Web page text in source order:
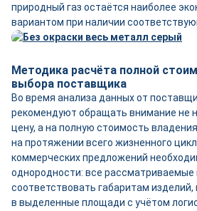
природный газ остаётся наиболее
вариантом при наличии
Методика расчёта полной
выбора поставщика
Во время анализа данных от
рекомендуют обращать внимание не
цену, а на полную стоимость
на протяжении всего жизненного
коммерческих предложений
однородности: все
соответствовать габаритам
в выделенные площади с учётом